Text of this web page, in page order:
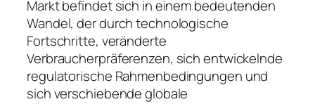
Markt befindet sich in einem bedeutenden
Wandel, der durch technologische
Fortschritte, veränderte
Verbraucherpräferenzen, sich entwickelnde
regulatorische Rahmenbedingungen und
sich verschiebende globale